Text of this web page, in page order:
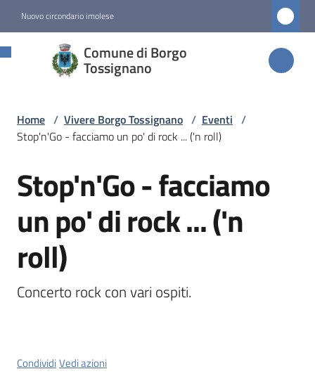
Nuovo circondario imolese
Comune di Borgo
Tossignano
Comune di
Borgo
Novità
Servizi
Vivere
Borgo
Tossignano
Home / Vivere Borgo Tossignano / Eventi /
Stop'n'Go - facciamo un po' di rock ... ('n roll)
Salta al contenuto
Stop'n'Go - facciamo
un po' di rock ... ('n
roll)
Concerto rock con vari ospiti.
CondividiVedi azioni